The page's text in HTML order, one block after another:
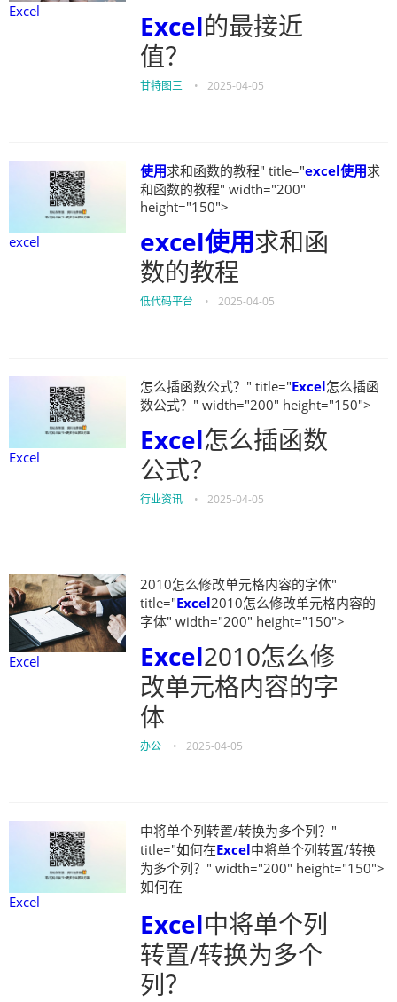
Excel Excel的最接近
值？
甘特图三 • 2025-04-05
excel
使用求和函数的教程" title="excel使用求
和函数的教程" width="200"
height="150">
excel使用求和函
数的教程
低代码平台 • 2025-04-05
Excel
怎么插函数公式？" title="Excel怎么插函
数公式？" width="200" height="150">
Excel怎么插函数
公式？
行业资讯 • 2025-04-05
Excel
2010怎么修改单元格内容的字体"
title="Excel2010怎么修改单元格内容的
字体" width="200" height="150">
Excel2010怎么修
改单元格内容的字
体
办公 • 2025-04-05
Excel
中将单个列转置/转换为多个列？"
title="如何在Excel中将单个列转置/转换
为多个列？" width="200" height="150">
如何在
Excel中将单个列
转置/转换为多个
列？